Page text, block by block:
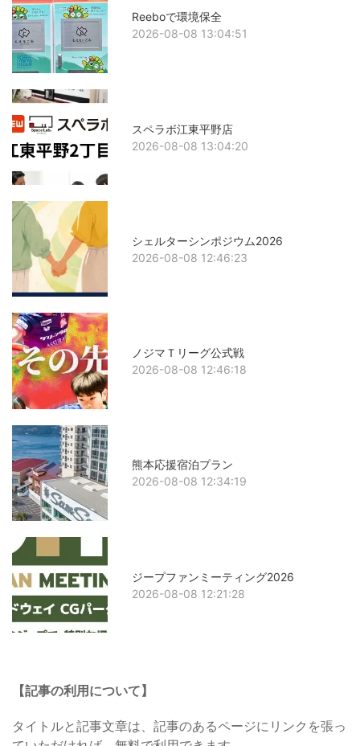
Reeboで環境保全
2026-08-08 13:04:51
スペラボ江東平野店
2026-08-08 13:04:20
シェルターシンポジウム2026
2026-08-08 12:46:23
ノジマＴリーグ公式戦
2026-08-08 12:46:18
熊本応援宿泊プラン
2026-08-08 12:34:19
ジープファンミーティング2026
2026-08-08 12:21:28
【記事の利用について】
タイトルと記事文章は、記事のあるページにリンクを張っ